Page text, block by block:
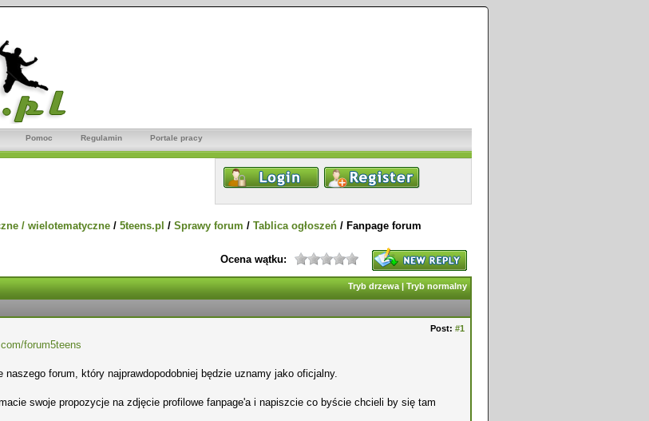
Pomoc Regulamin Portale pracy
/ wielotematyczne / 5teens.pl / Sprawy forum / Tablica ogłoszeń / Fanpage forum
Ocena wątku:
Tryb drzewa | Tryb normalny
Post: #1
forum5teens
naszego forum, który najprawdopodobniej będzie uznamy jako oficjalny.
swoje propozycje na zdjęcie profilowe fanpage'a i napiszcie co byście chcieli by się tam